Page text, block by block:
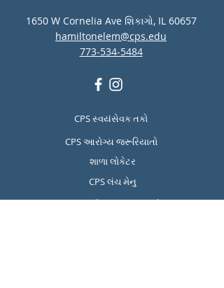
1650 W Cornelia Ave શિકાગો, IL 60657
hamiltonelem@cps.edu
773-534-5484
CPS સ્વયંસેવક તકો
CPS આરોગ્ય જરૂરિયાતો
શાળા લોકેટર
CPS લંચ મેનુ
CPS માનસિક સ્વાસ્થ્ય અને